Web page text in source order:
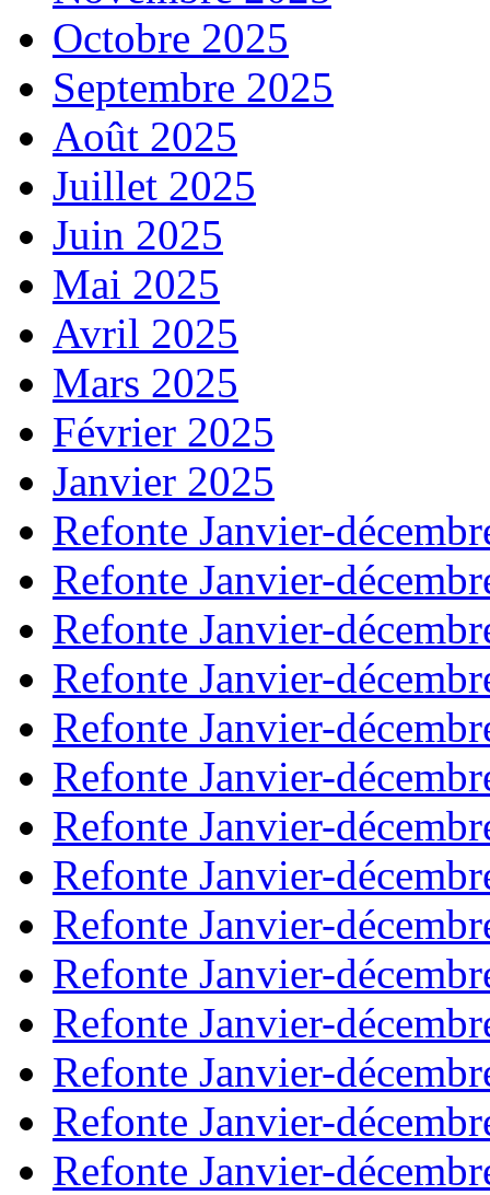
Octobre 2025
Septembre 2025
Août 2025
Juillet 2025
Juin 2025
Mai 2025
Avril 2025
Mars 2025
Février 2025
Janvier 2025
Refonte Janvier-
Refonte Janvier-
Refonte Janvier-
Refonte Janvier-
Refonte Janvier-
Refonte Janvier-
Refonte Janvier-
Refonte Janvier-
Refonte Janvier-
Refonte Janvier-
Refonte Janvier-
Refonte Janvier-
Refonte Janvier-
Refonte Janvier-